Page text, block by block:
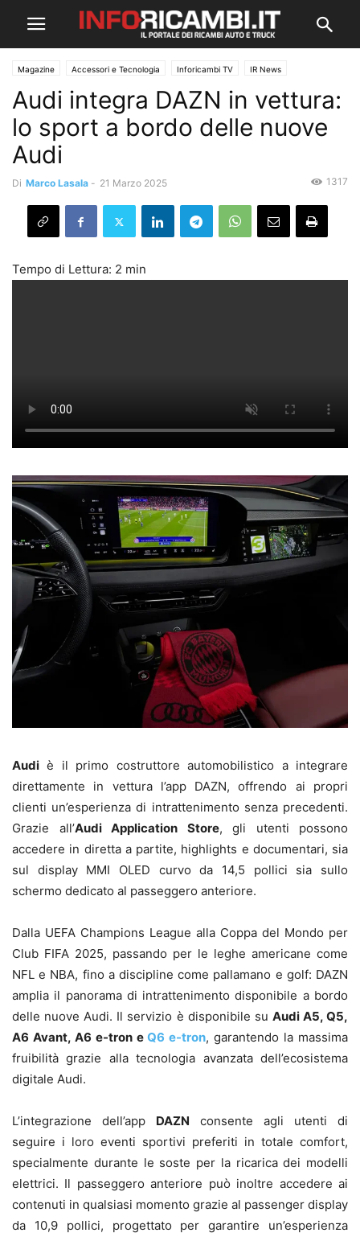
Magazine Accessori e Tecnologia Inforicambi TV IR News
Audi integra DAZN in vettura:
lo sport a bordo delle nuove
Audi
Di Marco Lasala - 21 Marzo 2025 1317
Audi è il primo costruttore automobilistico a integrare
direttamente in vettura l’app DAZN, offrendo ai propri
clienti un’esperienza di intrattenimento senza precedenti.
Grazie all’Audi Application Store, gli utenti possono
accedere in diretta a partite, highlights e documentari, sia
sul display MMI OLED curvo da 14,5 pollici sia sullo
schermo dedicato al passeggero anteriore.
Dalla UEFA Champions League alla Coppa del Mondo per
Club FIFA 2025, passando per le leghe americane come
NFL e NBA, fino a discipline come pallamano e golf: DAZN
amplia il panorama di intrattenimento disponibile a bordo
delle nuove Audi. Il servizio è disponibile su Audi A5, Q5,
A6 Avant, A6 e-tron eQ6 e-tron, garantendo la massima
fruibilità grazie alla tecnologia avanzata dell’ecosistema
digitale Audi.
L’integrazione dell’app DAZN consente agli utenti di
seguire i loro eventi sportivi preferiti in totale comfort,
specialmente durante le soste per la ricarica dei modelli
elettrici. Il passeggero anteriore può inoltre accedere ai
contenuti in qualsiasi momento grazie al passenger display
da 10,9 pollici, progettato per garantire un’esperienza